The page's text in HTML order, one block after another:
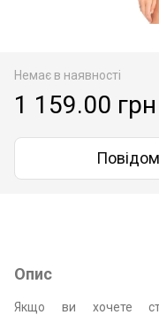
Немає в наявності
1 159.00 грн
Опис
Якщо ви хочете